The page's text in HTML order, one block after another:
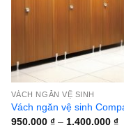
VÁCH NGĂN VỆ SINH
Vách ngăn vệ sinh
950.000 ₫ – 1.400.000 ₫